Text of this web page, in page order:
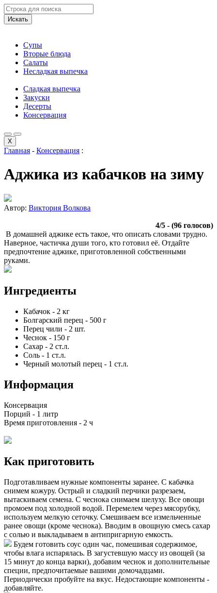
Искать
Супы
Вторые блюда
Салаты
Несладкая выпечка
Сладкая выпечка
Закуски
Десерты
Консервация
X
Главная - Консервация :
Аджика из кабачков на зиму
Автор: Виктория Волкова
4/5 - (96 голосов)
В домашней аджике есть такое, что описать словами трудно.
Наверное, частичка души того, кто готовил её. Отдайте
предпочтение аджике, приготовленной собственными
руками.
Ингредиенты
Кабачок - 2 кг
Болгарский перец - 500 г
Перец чили - 2 шт.
Чеснок - 150 г
Сахар - 2 ст.л.
Соль - 1 ст.л.
Черный молотый перец - 1 ст.л.
Информация
Консервация
Порций - 1 литр
Время приготовления - 2 ч
Как приготовить
Подготавливаем нужные компоненты заранее. С кабачка
снимем кожуру. Острый и сладкий перчики разрезаем,
вытаскиваем семена. С чеснока снимаем шелуху. Все овощи
промоем под холодной водой. Перемелем через мясорубку,
используем мелкую сеточку. Смешиваем все измельченные
ранее овощи (кроме чеснока). Вводим в овощную смесь сахар
с солью и выкладываем в антипригарную емкость.
Будем готовить соус один час, помешивая содержимое,
чтобы влага испарялась. В загустевшую массу из овощей (за
15 минут до конца варки), добавим чеснок и дополнительные
специи, предпочитаемые вашими домочадцами.
Периодически пробуйте на вкус. Недостающие компоненты -
добавляйте.